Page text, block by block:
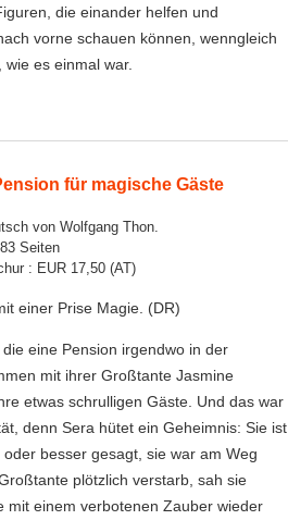
die einander helfen und
vorne schauen können, wenngleich
es einmal war.
für magische Gäste
von Wolfgang Thon.
Seiten
: EUR 17,50 (AT)
einer Prise Magie. (DR)
eine Pension irgendwo in der
mit ihrer Großtante Jasmine
etwas schrulligen Gäste. Und das war
denn Sera hütet ein Geheimnis: Sie ist
besser gesagt, sie war am Weg
plötzlich verstarb, sah sie
mit einem verbotenen Zauber wieder